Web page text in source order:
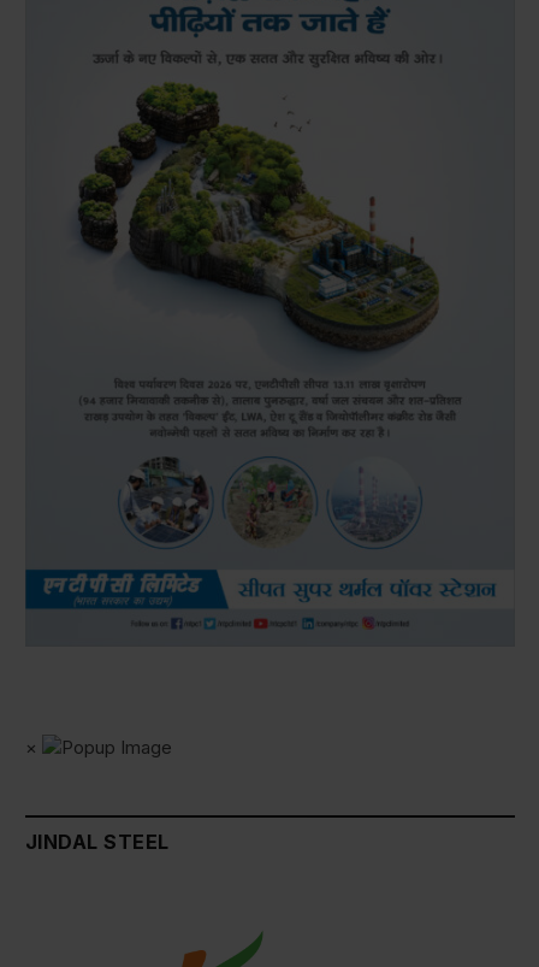
×
JINDAL STEEL